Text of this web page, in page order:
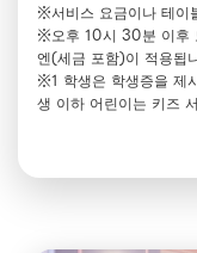
※서비스 요금이나 테이
※오후 10시 30분 이후
엔(세금 포함)이 적용됩
※1 학생은 학생증을 제
생 이하 어린이는 키즈